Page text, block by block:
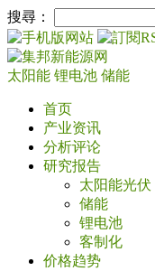
搜尋：
太阳能 锂电池 储能
首页
产业资讯
分析评论
研究报告
太阳能光伏
储能
锂电池
客制化
价格趋势